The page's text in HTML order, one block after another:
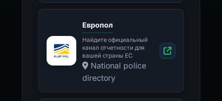
Европол
Найдите официальный
канал отчетности для
вашей страны ЕС
National police
directory